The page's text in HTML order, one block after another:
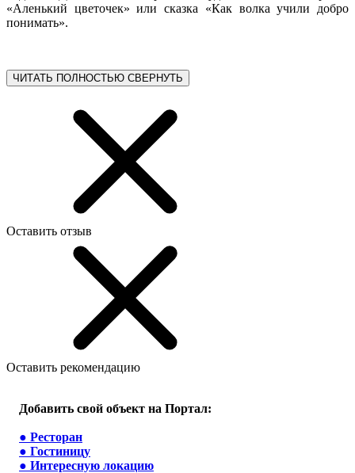
«Аленький цветочек» или сказка «Как волка учили добро
понимать».
ЧИТАТЬ ПОЛНОСТЬЮ СВЕРНУТЬ
Оставить отзыв
Оставить рекомендацию
Добавить свой объект на Портал:
● Ресторан
● Гостиницу
● Интересную локацию